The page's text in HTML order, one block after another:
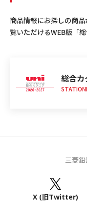
商品情報にお探しの商
覧いただけるWEB版「
総合カ
三菱
X (旧Twitter)